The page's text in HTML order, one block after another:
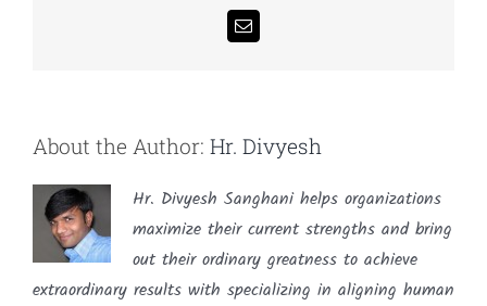
Email
About the Author: Hr. Divyesh
Hr. Divyesh Sanghani helps organizations
maximize their current strengths and bring
out their ordinary greatness to achieve
extraordinary results with specializing in aligning human